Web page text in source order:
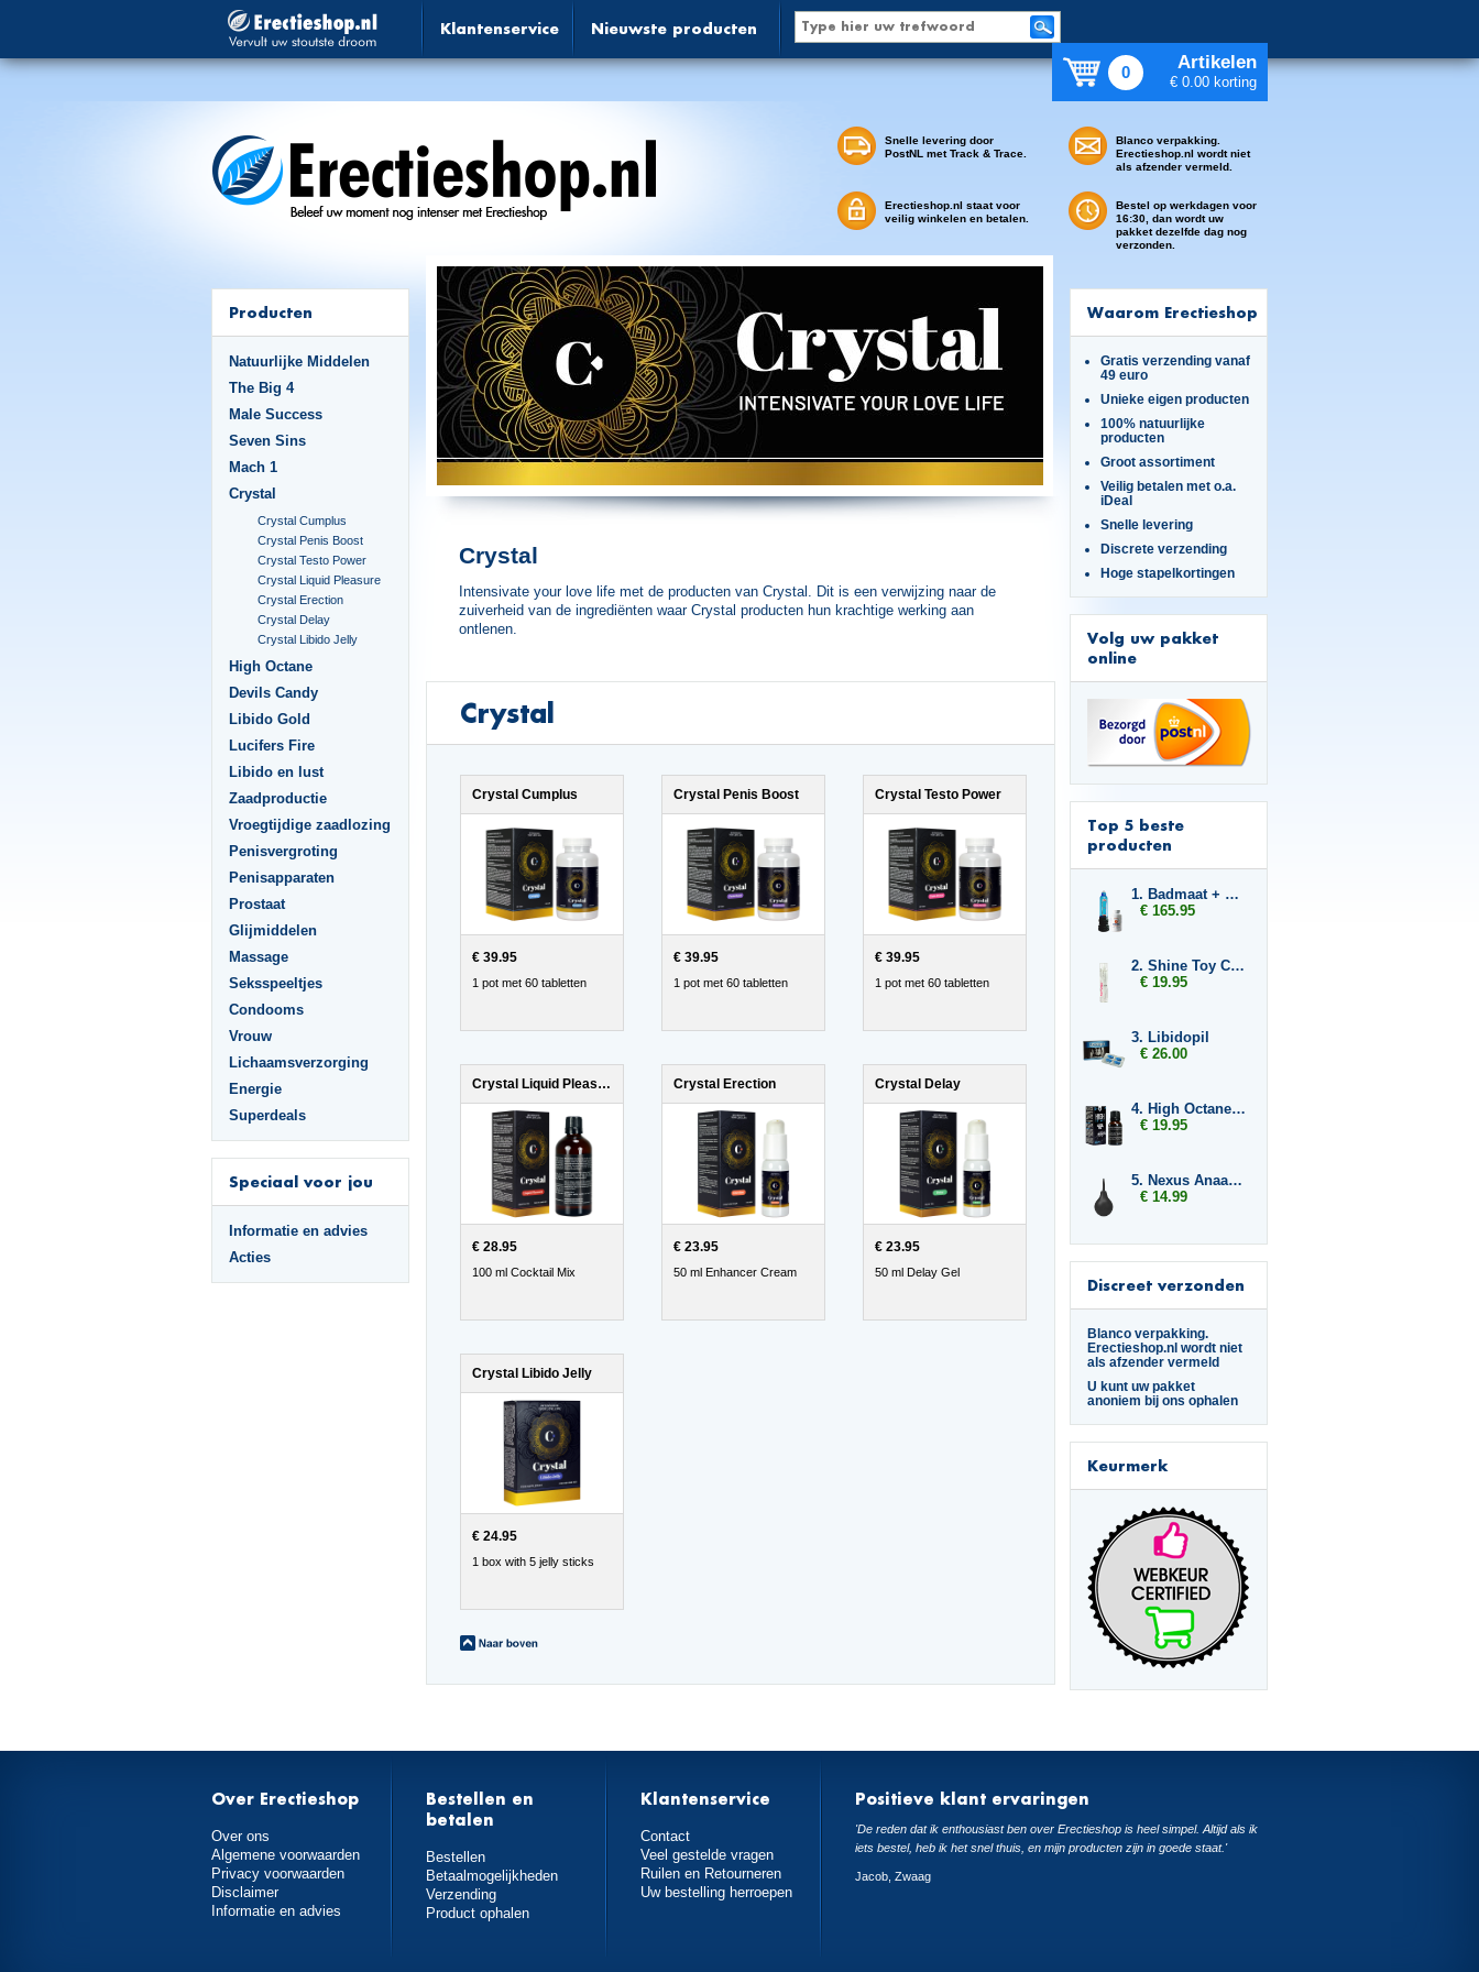
Klantenservice Nieuwste producten
0 Artikelen
€ 0.00 korting
Snelle levering door
PostNL met Track & Trace.
Erectieshop.nl staat voor
veilig winkelen en betalen.
Blanco verpakking.
Erectieshop.nl wordt niet
als afzender vermeld.
Bestel op werkdagen voor
16:30, dan wordt uw
pakket dezelfde dag nog
verzonden.
Producten
Natuurlijke Middelen
The Big 4
Male Success
Seven Sins
Mach 1
Crystal
Crystal Cumplus
Crystal Penis Boost
Crystal Testo Power
Crystal Liquid Pleasure
Crystal Erection
Crystal Delay
Crystal Libido Jelly
High Octane
Devils Candy
Libido Gold
Lucifers Fire
Libido en lust
Zaadproductie
Vroegtijdige zaadlozing
Penisvergroting
Penisapparaten
Prostaat
Glijmiddelen
Massage
Seksspeeltjes
Condooms
Vrouw
Lichaamsverzorging
Energie
Superdeals
Speciaal voor jou
Informatie en advies
Acties
Crystal
Intensivate your love life met de producten van Crystal. Dit is een verwijzing naar de
zuiverheid van de ingrediënten waar Crystal producten hun krachtige werking aan
ontlenen.
Crystal
Crystal Cumplus
€ 39.95
1 pot met 60 tabletten
Crystal Penis Boost
€ 39.95
1 pot met 60 tabletten
Crystal Testo Power
€ 39.95
1 pot met 60 tabletten
Crystal Liquid Pleasure
€ 28.95
100 ml Cocktail Mix
Crystal Erection
€ 23.95
50 ml Enhancer Cream
Crystal Delay
€ 23.95
50 ml Delay Gel
Crystal Libido Jelly
€ 24.95
1 box with 5 jelly sticks
Waarom Erectieshop
Gratis verzending vanaf
49 euro
Unieke eigen producten
100% natuurlijke
producten
Groot assortiment
Veilig betalen met o.a.
iDeal
Snelle levering
Discrete verzending
Hoge stapelkortingen
Volg uw pakket
online
Top 5 beste
producten
1. Badmaat + 2x Libido7
€ 165.95
2. Shine Toy Cleaner
€ 19.95
3. Libidopil
€ 26.00
4. High Octane Spanish Fly
€ 19.95
5. Nexus Anaal Douche
€ 14.99
Discreet verzonden
Blanco verpakking.
Erectieshop.nl wordt niet
als afzender vermeld
U kunt uw pakket
anoniem bij ons ophalen
Keurmerk
Over Erectieshop
Over ons
Algemene voorwaarden
Privacy voorwaarden
Disclaimer
Informatie en advies
Bestellen en
betalen
Bestellen
Betaalmogelijkheden
Verzending
Product ophalen
Klantenservice
Contact
Veel gestelde vragen
Ruilen en Retourneren
Uw bestelling herroepen
Positieve klant ervaringen
'De reden dat ik enthousiast ben over Erectieshop is heel simpel. Altijd als ik
iets bestel, heb ik het snel thuis, en mijn producten zijn in goede staat.'
Jacob, Zwaag